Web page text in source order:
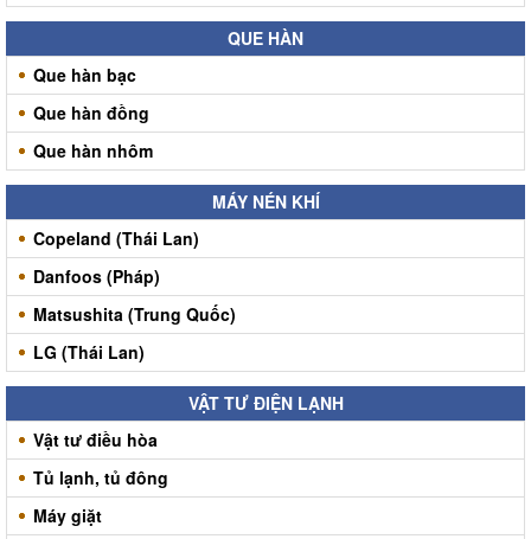
QUE HÀN
Que hàn bạc
Que hàn đồng
Que hàn nhôm
MÁY NÉN KHÍ
Copeland (Thái Lan)
Danfoos (Pháp)
Matsushita (Trung Quốc)
LG (Thái Lan)
VẬT TƯ ĐIỆN LẠNH
Vật tư điều hòa
Tủ lạnh, tủ đông
Máy giặt